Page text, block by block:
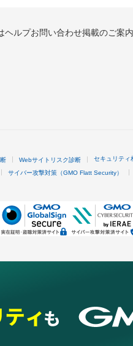
ヘルプお問い合わせ掲載のご案内
Webサイトリスク診断 セキュリティ
サイバー攻撃対策（GMO Flatt Security）